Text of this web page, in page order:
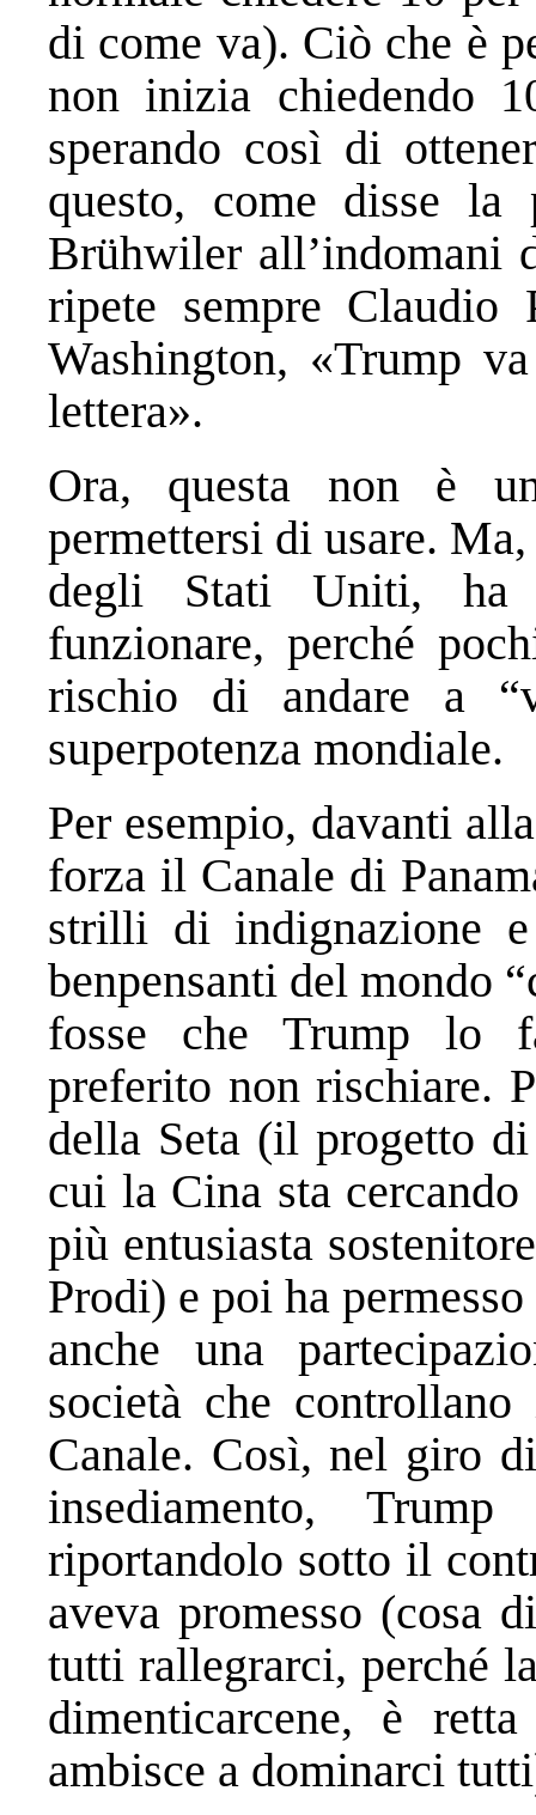
di come va). Ciò che è
non inizia chiedendo
sperando così di
questo, come disse la
Brühwiler all’indomani
ripete sempre Claudio
Washington, «Trump
lettera».
Ora, questa non è
permettersi di usare.
degli Stati Uniti, ha
funzionare, perché
rischio di andare a
superpotenza mondiale.
Per esempio, davanti
forza il Canale di
strilli di indignazione
benpensanti del mondo
fosse che Trump lo
preferito non rischiare.
della Seta (il progetto
cui la Cina sta
più entusiasta
Prodi) e poi ha
anche una
società che
Canale. Così, nel giro
insediamento,
riportandolo sotto il
aveva promesso (cosa
tutti rallegrarci, perché
dimenticarcene, è
ambisce a dominarci